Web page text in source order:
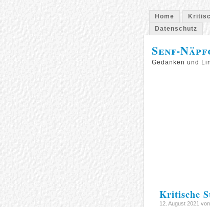
Home
Datenschutz
Senf-
Gedanken und
Kritische
12. August 2021 von